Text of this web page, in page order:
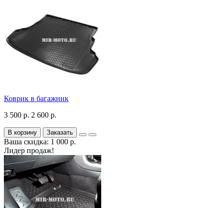
Коврик в багажник
3 500 р. 2 600 р.
В корзину Заказать
Ваша скидка: 1 000 р.
Лидер продаж!